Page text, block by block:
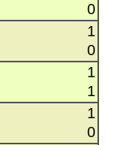
0
1
0
1
1
1
0